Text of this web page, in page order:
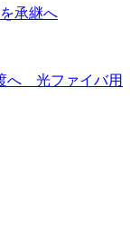
承継へ
へ 光ファイバ用